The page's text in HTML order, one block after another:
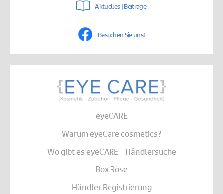
Aktuelles | Beiträge
Besuchen Sie uns!
eyeCARE
Warum eyeCare cosmetics?
Wo gibt es eyeCARE – Händlersuche
Box Rose
Händler Registrierung